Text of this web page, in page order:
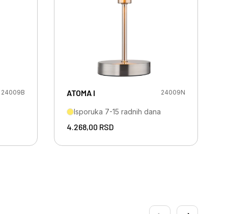
24009B ATOMA I 24009N
Isporuka 7-15 radnih dana
4.268,00 RSD